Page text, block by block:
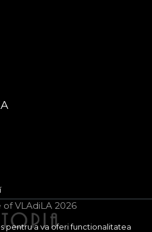
pentru a va oferi functionalitatea
VLAdiLA 2026